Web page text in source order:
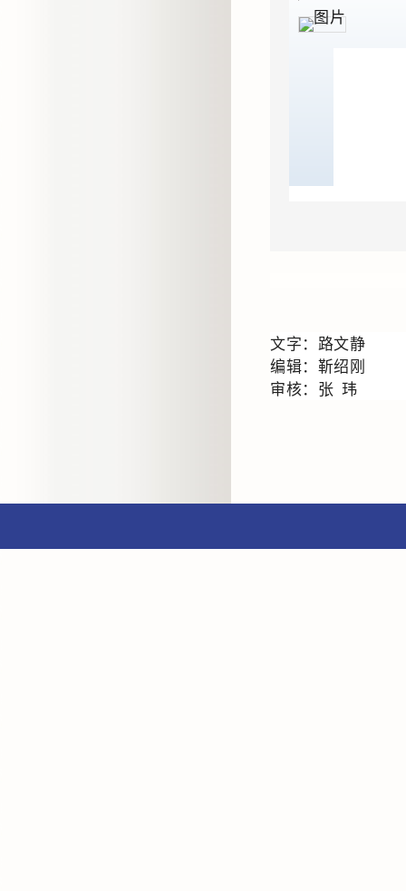
文字：路文静
编辑： 靳绍刚
审核： 张 玮